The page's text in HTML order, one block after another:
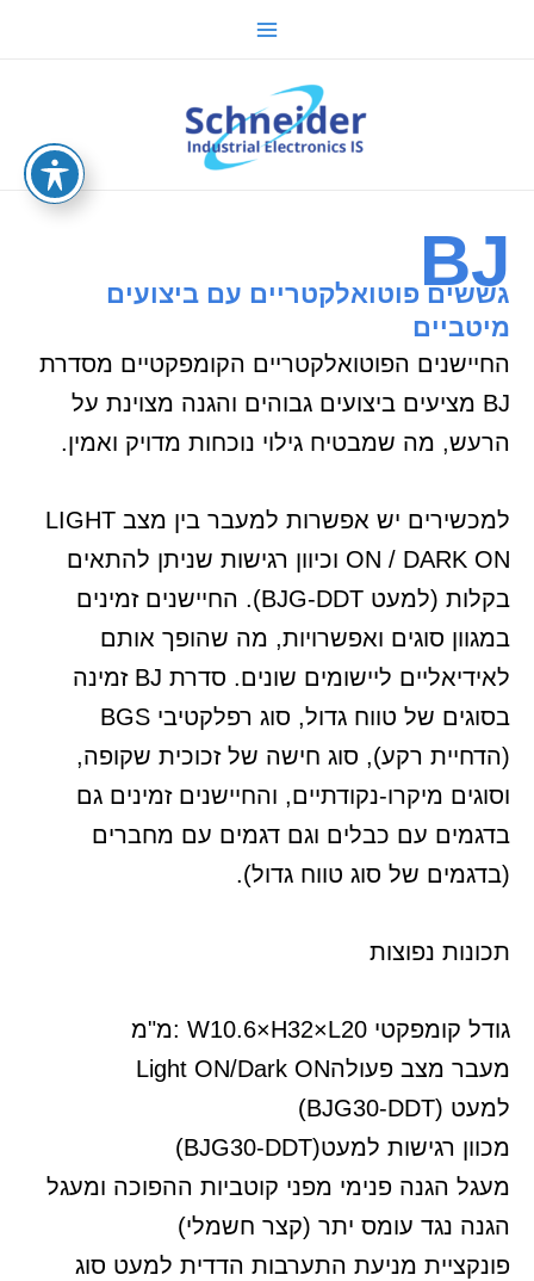
Main
BJ
גששים פוטואלקטריים עם ביצועים
מיטביים
החיישנים הפוטואלקטריים הקומפקטיים מסדרת
BJ מציעים ביצועים גבוהים והגנה מצוינת על
הרעש, מה שמבטיח גילוי נוכחות מדויק ואמין.
למכשירים יש אפשרות למעבר בין מצב LIGHT
ON / DARK ON וכיוון רגישות שניתן להתאים
בקלות (למעט BJG-DDT). החיישנים זמינים
במגוון סוגים ואפשרויות, מה שהופך אותם
לאידיאליים ליישומים שונים. סדרת BJ זמינה
בסוגים של טווח גדול, סוג רפלקטיבי BGS
(הדחיית רקע), סוג חישה של זכוכית שקופה,
וסוגים מיקרו-נקודתיים, והחיישנים זמינים גם
בדגמים עם כבלים וגם דגמים עם מחברים
(בדגמים של סוג טווח גדול).
תכונות נפוצות
גודל קומפקטי : W10.6×H32×L20מ"מ
מעבר מצב פעולהLight ON/Dark ON
למעט (BJG30-DDT)
מכוון רגישות למעט(BJG30-DDT)
מעגל הגנה פנימי מפני קוטביות ההפוכה ומעגל
הגנה נגד עומס יתר (קצר חשמלי)
פונקציית מניעת התערבות הדדית למעט סוג